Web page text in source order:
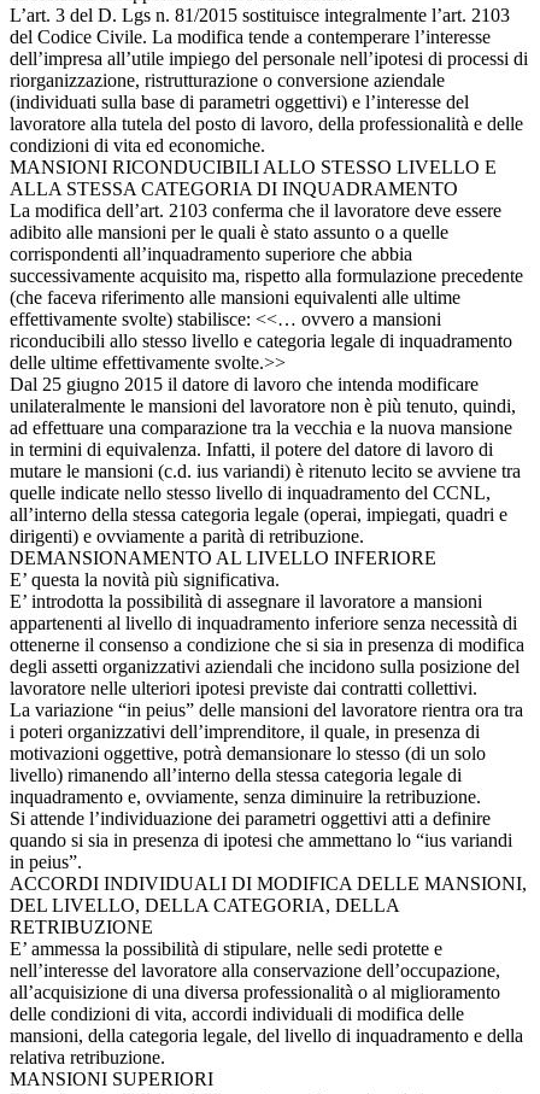
L’art. 3 del D. Lgs n. 81/2015 sostituisce integralmente l’art. 2103
del Codice Civile. La modifica tende a contemperare l’interesse
dell’impresa all’utile impiego del personale nell’ipotesi di processi di
riorganizzazione, ristrutturazione o conversione aziendale
(individuati sulla base di parametri oggettivi) e l’interesse del
lavoratore alla tutela del posto di lavoro, della professionalità e delle
condizioni di vita ed economiche.
MANSIONI RICONDUCIBILI ALLO STESSO LIVELLO E
ALLA STESSA CATEGORIA DI INQUADRAMENTO
La modifica dell’art. 2103 conferma che il lavoratore deve essere
adibito alle mansioni per le quali è stato assunto o a quelle
corrispondenti all’inquadramento superiore che abbia
successivamente acquisito ma, rispetto alla formulazione precedente
(che faceva riferimento alle mansioni equivalenti alle ultime
effettivamente svolte) stabilisce: <<… ovvero a mansioni
riconducibili allo stesso livello e categoria legale di inquadramento
delle ultime effettivamente svolte.>>
Dal 25 giugno 2015 il datore di lavoro che intenda modificare
unilateralmente le mansioni del lavoratore non è più tenuto, quindi,
ad effettuare una comparazione tra la vecchia e la nuova mansione
in termini di equivalenza. Infatti, il potere del datore di lavoro di
mutare le mansioni (c.d. ius variandi) è ritenuto lecito se avviene tra
quelle indicate nello stesso livello di inquadramento del CCNL,
all’interno della stessa categoria legale (operai, impiegati, quadri e
dirigenti) e ovviamente a parità di retribuzione.
DEMANSIONAMENTO AL LIVELLO INFERIORE
E’ questa la novità più significativa.
E’ introdotta la possibilità di assegnare il lavoratore a mansioni
appartenenti al livello di inquadramento inferiore senza necessità di
ottenerne il consenso a condizione che si sia in presenza di modifica
degli assetti organizzativi aziendali che incidono sulla posizione del
lavoratore nelle ulteriori ipotesi previste dai contratti collettivi.
La variazione “in peius” delle mansioni del lavoratore rientra ora tra
i poteri organizzativi dell’imprenditore, il quale, in presenza di
motivazioni oggettive, potrà demansionare lo stesso (di un solo
livello) rimanendo all’interno della stessa categoria legale di
inquadramento e, ovviamente, senza diminuire la retribuzione.
Si attende l’individuazione dei parametri oggettivi atti a definire
quando si sia in presenza di ipotesi che ammettano lo “ius variandi
in peius”.
ACCORDI INDIVIDUALI DI MODIFICA DELLE MANSIONI,
DEL LIVELLO, DELLA CATEGORIA, DELLA
RETRIBUZIONE
E’ ammessa la possibilità di stipulare, nelle sedi protette e
nell’interesse del lavoratore alla conservazione dell’occupazione,
all’acquisizione di una diversa professionalità o al miglioramento
delle condizioni di vita, accordi individuali di modifica delle
mansioni, della categoria legale, del livello di inquadramento e della
relativa retribuzione.
MANSIONI SUPERIORI